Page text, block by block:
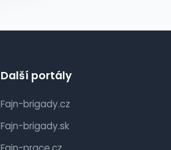
Další portály
Fajn-brigady.cz
Fajn-brigady.sk